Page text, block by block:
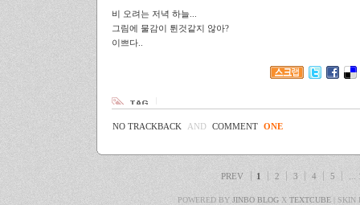
비 오려는 저녁 하늘...
그림에 물감이 튄것같지 않아?
이쁘다..
NO TRACKBACK AND COMMENT ONE
PREV 1 2 3 4 5
POWERED BY JINBO BLOG X TEXTCUBE |